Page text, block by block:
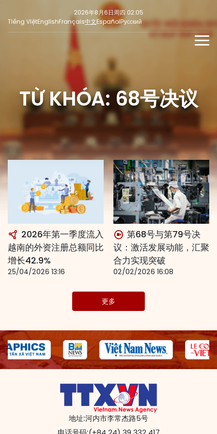
2026年8月6日周四 02:05
Tiếng ViệtEnglishFrançais中文EspañolРусский
最新
焦点
意见
社交新闻
新闻稿
TỪ KHÓA: 68号决议
2026年第一季度流入
越南的外资注册总额同比
增长42.9%
25/04/2026 13:16
第68号与第79号决
议：激活发展动能，汇聚
合力实现突破
02/02/2026 16:08
更多
地址:河内市李常杰路5号